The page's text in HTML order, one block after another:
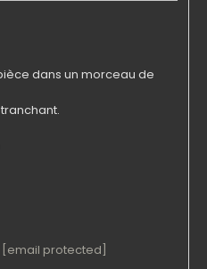
dans un morceau de
[email protected]